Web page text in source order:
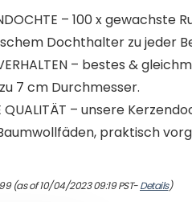
– 100 x
Dochthalter zu jeder
– bestes &
7 cm Durchmesser.
QUALITÄT – unsere
praktisch
(as of 10/04/2023 09:19 PST-Details)